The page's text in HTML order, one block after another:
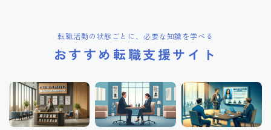
転職活動の状態ごとに、必要な知識を学べる
おすすめ転職支援サイト